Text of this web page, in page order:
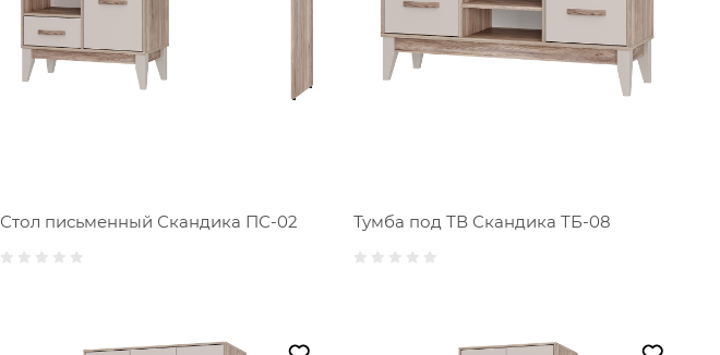
Стол письменный Скандика ПС-02 Тумба под ТВ Скандика ТБ-08